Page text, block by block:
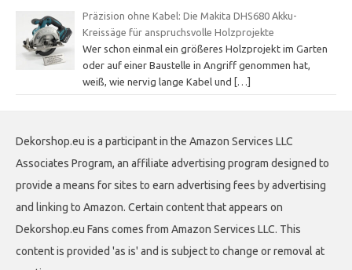
Präzision ohne Kabel: Die Makita DHS680 Akku-
Kreissäge für anspruchsvolle Holzprojekte
Wer schon einmal ein größeres Holzprojekt im Garten
oder auf einer Baustelle in Angriff genommen hat,
weiß, wie nervig lange Kabel und
[…]
Dekorshop.eu is a participant in the Amazon Services LLC
Associates Program, an affiliate advertising program designed to
provide a means for sites to earn advertising fees by advertising
and linking to Amazon. Certain content that appears on
Dekorshop.eu Fans comes from Amazon Services LLC. This
content is provided 'as is' and is subject to change or removal at